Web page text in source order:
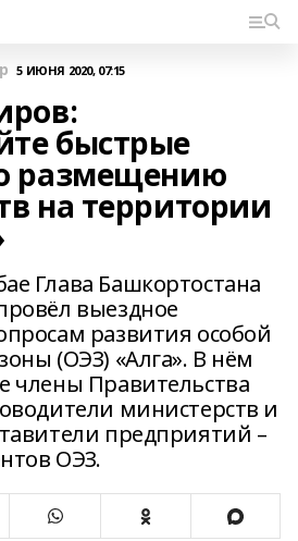
5 ИЮНЯ 2020, 07:15
быстрые
размещению
на территории
Глава Башкортостана
выездное
развития особой
(ОЭЗ) «Алга». В нём
члены Правительства
министерств и
предприятий –
ОЭЗ.